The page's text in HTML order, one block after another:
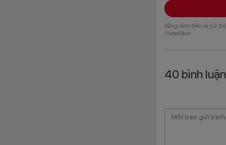
Giá iPhone 15
Giá iPhone 15
So với phiên bản
thiết kế, hiệu
Bằng cách điền và gửi
ViettelStore
40 bình luận